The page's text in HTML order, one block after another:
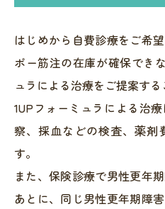
はじめから自費診療をご希
ポー筋注の在庫が確保でき
ュラによる治療をご提案する
1UPフォーミュラによる治
察、採血などの検査、薬剤
す。
また、保険診療で男性更年
あとに、同じ男性更年期障